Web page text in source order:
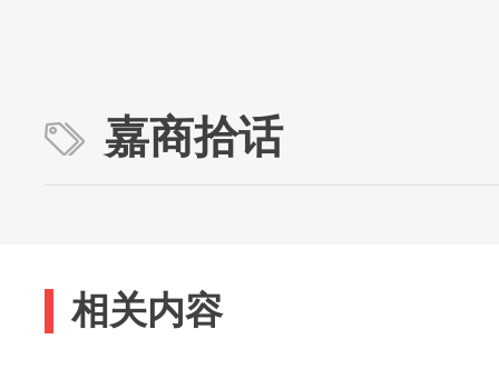
嘉商拾话
相关内容